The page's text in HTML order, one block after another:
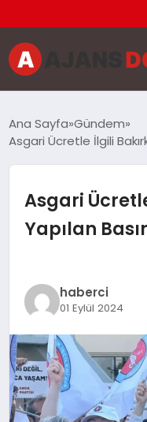
EĞITIM
EKONOMI
GENEL
MAGAZIN
SAĞLIK
SIYASET
Ana Sayfa Gündem
Asgari Ücretle İlgili
Asgari
Yapılan
haberci
01 Eylül 2024